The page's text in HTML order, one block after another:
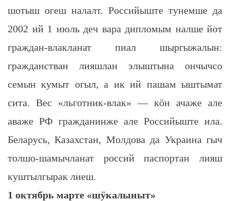
шотыш огеш налалт. Российыште тунемше да
2002 ий 1 июль деч вара дипломым налше йот
граждан-влакланат пиал шыргыжалын:
гражданстван лияшлан элыштына ончычсо
семын кумыт огыл, а ик ий пашам ыштымат
сита. Вес «льготник-влак» — кӧн ачаже але
аваже РФ гражданинже але Российыште ила.
Беларусь, Казахстан, Молдова да Украина гыч
толшо-шамычланат россий паспортан лияш
куштылгырак лиеш.
1 октябрь марте «шӱкалыныт»